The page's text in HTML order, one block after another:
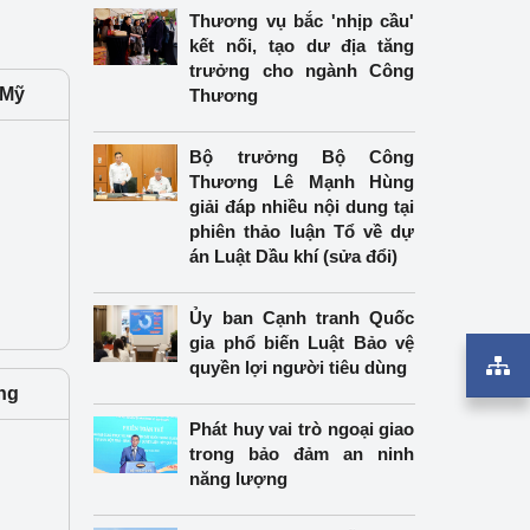
Thương vụ bắc 'nhịp cầu'
kết nối, tạo dư địa tăng
trưởng cho ngành Công
Thương
Bộ trưởng Bộ Công
Thương Lê Mạnh Hùng
giải đáp nhiều nội dung tại
phiên thảo luận Tổ về dự
án Luật Dầu khí (sửa đổi)
Ủy ban Cạnh tranh Quốc
gia phổ biến Luật Bảo vệ
quyền lợi người tiêu dùng
Phát huy vai trò ngoại giao
trong bảo đảm an ninh
năng lượng